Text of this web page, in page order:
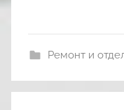
Ремонт и